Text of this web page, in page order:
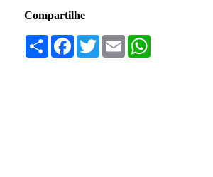
Compartilhe
Compartilhar
Facebook
TwitterEmail